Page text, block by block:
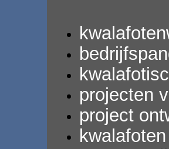
projecten
project